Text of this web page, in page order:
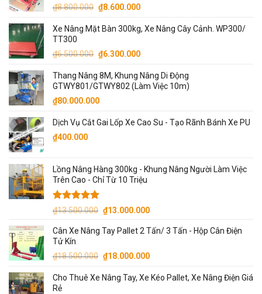
₫8.800.000 Giá
là:
₫8.600.000Giá
tại
₫8.600.000.
Xe Nâng Mặt Bàn 300kg, Xe Nâng Cây Cảnh. WP300/
TT300
₫6.500.000 Giá
là:
₫6.500.000.
₫6.300.000Giá
tại
là:
Thang Nâng 8M, Khung Nâng Di Động
GTWY801/GTWY802 (Làm Việc 10m)
₫80.000.000
Dịch Vụ Cắt Gai Lốp Xe Cao Su - Tạo Rãnh Bánh Xe PU
₫400.000
Lồng Nâng Hàng 300kg - Khung Nâng Người Làm Việc
Trên Cao - Chỉ Từ 10 Triệu
Được xếp
5 sao
₫13.500.000 Giá
là:
₫13.000.000Giá
tại
₫13.000.000.
Cân Xe Nâng Tay Pallet 2 Tấn/ 3 Tấn - Hộp Cân Điện
Tử Kín
₫18.500.000 Giá
là:
₫18.000.000Giá
tại
Cho Thuê Xe Nâng Tay, Xe Kéo Pallet, Xe Nâng Điện Giá
Rẻ